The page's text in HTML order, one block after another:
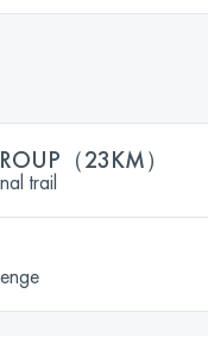
（23KM）
trail